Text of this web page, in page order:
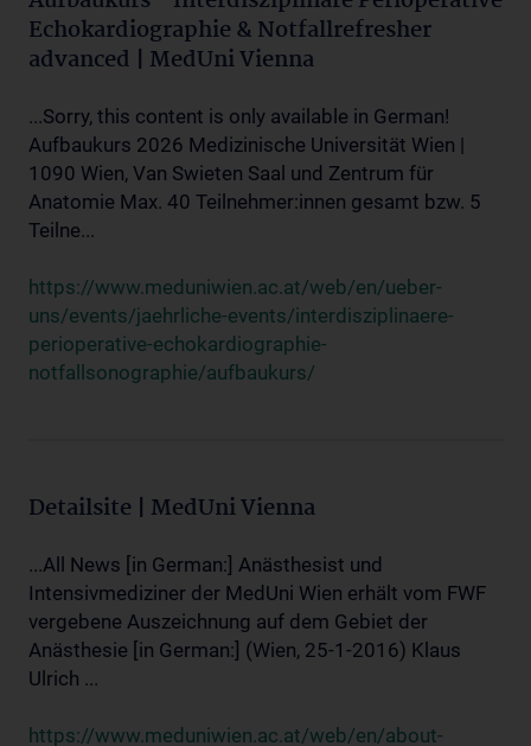
Echokardiographie & Notfallrefresher
advanced | MedUni Vienna
...Sorry, this content is only available in German!
Aufbaukurs 2026 Medizinische Universität Wien |
1090 Wien, Van Swieten Saal und Zentrum für
Anatomie Max. 40 Teilnehmer:innen gesamt bzw. 5
Teilne...
https://www.meduniwien.ac.at/web/en/ueber-
uns/events/jaehrliche-events/interdisziplinaere-
perioperative-echokardiographie-
notfallsonographie/aufbaukurs/
Detailsite | MedUni Vienna
...All News [in German:] Anästhesist und
Intensivmediziner der MedUni Wien erhält vom FWF
vergebene Auszeichnung auf dem Gebiet der
Anästhesie [in German:] (Wien, 25-1-2016) Klaus
Ulrich ...
https://www.meduniwien.ac.at/web/en/about-